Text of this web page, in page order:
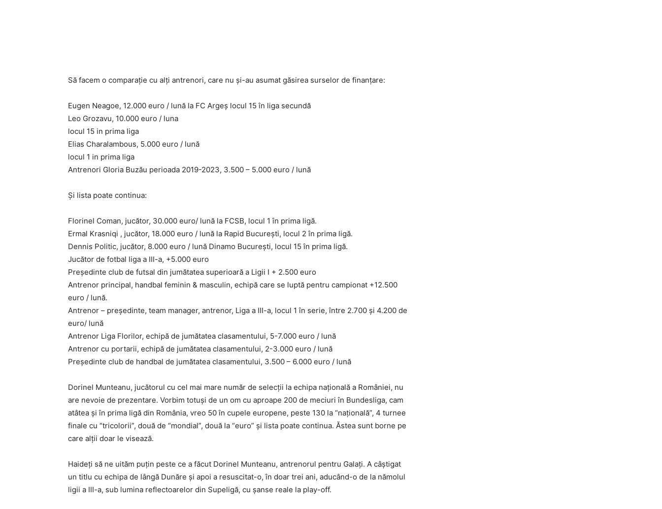
Să facem o comparaţie cu alţi antrenori, care nu şi-au asumat găsirea surselor de finanţare:
Eugen Neagoe, 12.000 euro / lună la FC Argeş locul 15 în liga secundă
Leo Grozavu, 10.000 euro / luna
locul 15 in prima liga
Elias Charalambous, 5.000 euro / lună
locul 1 in prima liga
Antrenori Gloria Buzău perioada 2019-2023, 3.500 – 5.000 euro / lună
Şi lista poate continua:
Florinel Coman, jucător, 30.000 euro/ lună la FCSB, locul 1 în prima ligă.
Ermal Krasniqi , jucător, 18.000 euro / lună la Rapid Bucureşti, locul 2 în prima ligă.
Dennis Politic, jucător, 8.000 euro / lună Dinamo Bucureşti, locul 15 în prima ligă.
Jucător de fotbal liga a III-a, +5.000 euro
Preşedinte club de futsal din jumătatea superioară a Ligii I + 2.500 euro
Antrenor principal, handbal feminin & masculin, echipă care se luptă pentru campionat +12.500
euro / lună.
Antrenor – preşedinte, team manager, antrenor, Liga a III-a, locul 1 în serie, între 2.700 şi 4.200 de
euro/ lună
Antrenor Liga Florilor, echipă de jumătatea clasamentului, 5-7.000 euro / lună
Antrenor cu portarii, echipă de jumătatea clasamentului, 2-3.000 euro / lună
Preşedinte club de handbal de jumătatea clasamentului, 3.500 – 6.000 euro / lună
Dorinel Munteanu, jucătorul cu cel mai mare număr de selecţii la echipa naţională a României, nu
are nevoie de prezentare. Vorbim totuşi de un om cu aproape 200 de meciuri în Bundesliga, cam
atâtea şi în prima ligă din România, vreo 50 în cupele europene, peste 130 la “naţională”, 4 turnee
finale cu “tricolorii”, două de “mondial”, două la “euro” şi lista poate continua. Ăstea sunt borne pe
care alţii doar le visează.
Haideţi să ne uităm puţin peste ce a făcut Dorinel Munteanu, antrenorul pentru Galaţi. A câştigat
un titlu cu echipa de lângă Dunăre şi apoi a resuscitat-o, în doar trei ani, aducând-o de la nămolul
ligii a III-a, sub lumina reflectoarelor din Supeligă, cu şanse reale la play-off.